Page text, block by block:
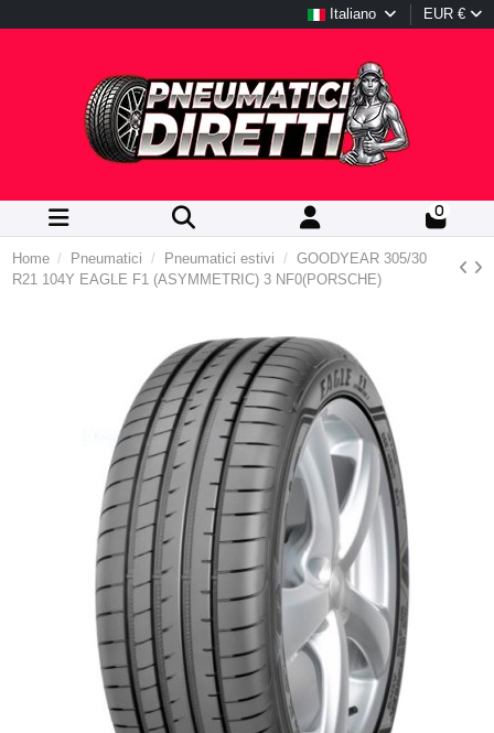
Italiano EUR €
0
Home Pneumatici Pneumatici estivi
GOODYEAR 305/30
R21 104Y EAGLE F1 (ASYMMETRIC) 3 NF0(PORSCHE)